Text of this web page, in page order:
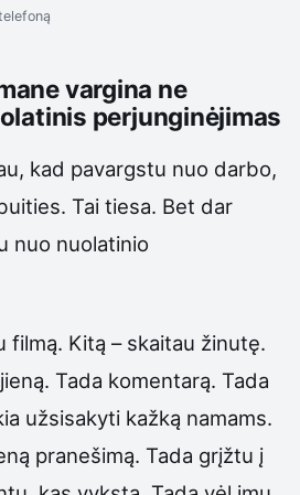
vargina ne
perjunginėjimas
kad pavargstu nuo darbo,
Tai tiesa. Bet dar
nuo nuolatinio
filmą. Kitą – skaitau žinutę.
Tada komentarą. Tada
užsisakyti kažką namams.
pranešimą. Tada grįžtu į